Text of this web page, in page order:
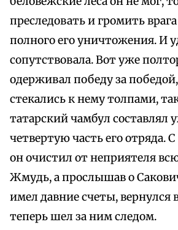
преследовать и громить
полного его уничтожения. И
сопутствовала. Вот уже
одерживал победу за
стекались к нему толпами,
татарский чамбул составлял
четвертую часть его отряда.
он очистил от неприятеля
Жмудь, а прослышав о
имел давние счеты, вернулся
теперь шел за ним следом.